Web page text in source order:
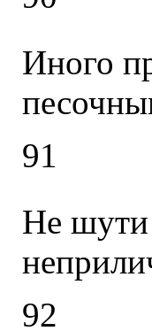
Иного
91
Не
92